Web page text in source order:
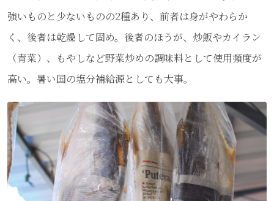
強いものと少ないものの2種あり、前者は身がやわらか
く、後者は乾燥して固め。後者のほうが、炒飯やカイラン
（青菜）、もやしなど野菜炒めの調味料として使用頻度が
高い。暑い国の塩分補給源としても大事。